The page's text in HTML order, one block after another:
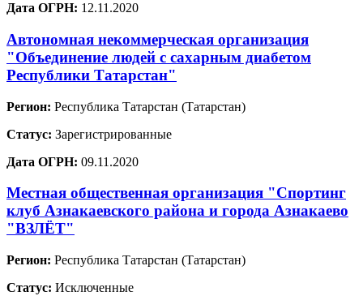
Дата ОГРН: 12.11.2020
Автономная некоммерческая организация
"Объединение людей с сахарным диабетом
Республики Татарстан"
Регион: Республика Татарстан (Татарстан)
Статус: Зарегистрированные
Дата ОГРН: 09.11.2020
Местная общественная организация "Спортинг
клуб Азнакаевского района и города Азнакаево
"ВЗЛЁТ"
Регион: Республика Татарстан (Татарстан)
Статус: Исключенные